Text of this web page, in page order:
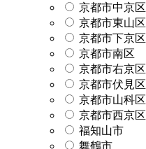
京都市中京区
京都市東山区
京都市下京区
京都市南区
京都市右京区
京都市伏見区
京都市山科区
京都市西京区
福知山市
舞鶴市